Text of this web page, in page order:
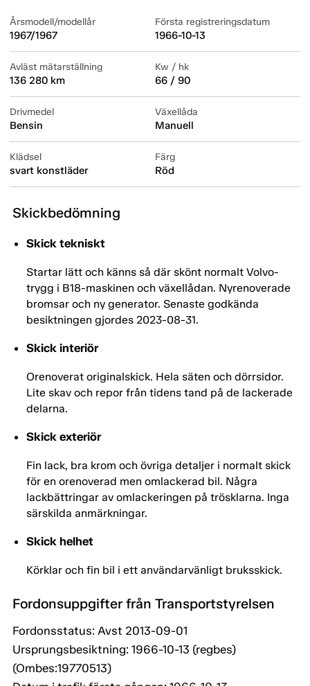
Årsmodell/modellår
1967/1967
Första registreringsdatum
1966-10-13
Avläst mätarställning
136 280 km
Kw / hk
66 / 90
Drivmedel
Bensin
Växellåda
Manuell
Klädsel
svart konstläder
Färg
Röd
Skickbedömning
Skick tekniskt
Startar lätt och känns så där skönt normalt Volvo-
trygg i B18-maskinen och växellådan. Nyrenoverade
bromsar och ny generator. Senaste godkända
besiktningen gjordes 2023-08-31.
Skick interiör
Orenoverat originalskick. Hela säten och dörrsidor.
Lite skav och repor från tidens tand på de lackerade
delarna.
Skick exteriör
Fin lack, bra krom och övriga detaljer i normalt skick
för en orenoverad men omlackerad bil. Några
lackbättringar av omlackeringen på trösklarna. Inga
särskilda anmärkningar.
Skick helhet
Körklar och fin bil i ett användarvänligt bruksskick.
Fordonsuppgifter från Transportstyrelsen
Fordonsstatus: Avst 2013-09-01
Ursprungsbesiktning: 1966-10-13 (regbes)
(Ombes:19770513)